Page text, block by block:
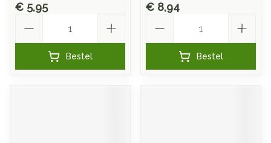
€ 5,95
Bestel
€ 8,94
Bestel